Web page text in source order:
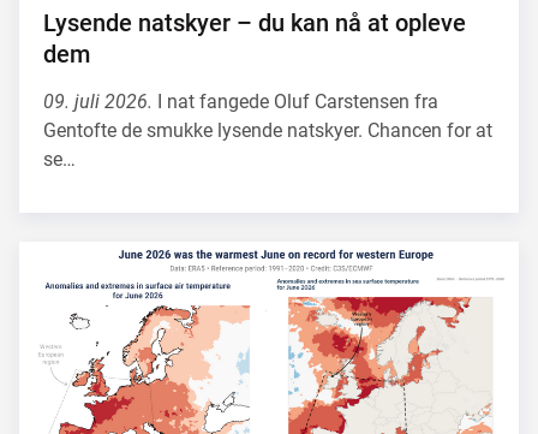
Lysende natskyer – du kan nå at opleve
dem
09. juli 2026. I nat fangede Oluf Carstensen fra
Gentofte de smukke lysende natskyer. Chancen for at
se…